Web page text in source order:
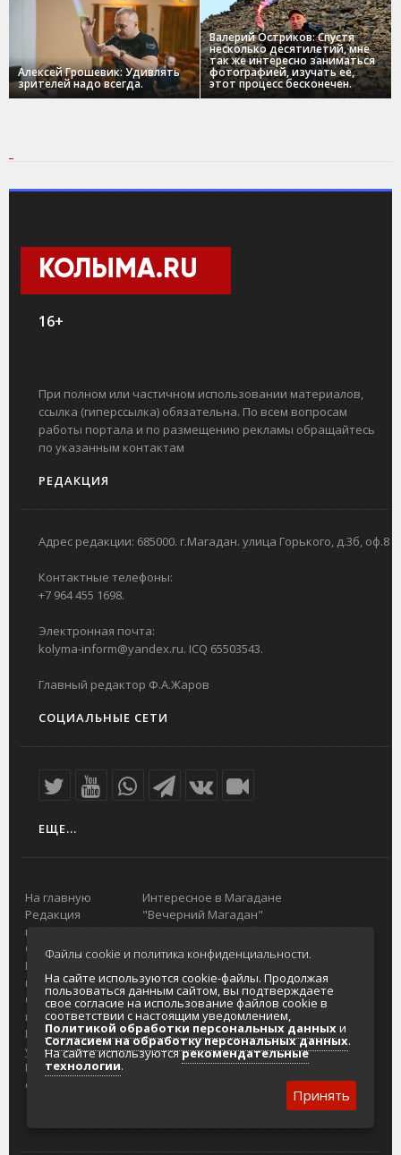
Алексей Грошевик: Удивлять
зрителей надо всегда.
Валерий Остриков: Спустя
несколько десятилетий, мне
так же интересно заниматься
фотографией, изучать ее,
этот процесс бесконечен.
КОЛЫМА.RU
16+
При полном или частичном использовании материалов,
ссылка (гиперссылка) обязательна. По всем вопросам
работы портала и по размещению рекламы обращайтесь
по указанным контактам
РЕДАКЦИЯ
Адрес редакции: 685000. г.Магадан. улица Горького, д.3б, оф.8
Контактные телефоны:
+7 964 455 1698.
Электронная почта:
kolyma-inform@yandex.ru. ICQ 65503543.
Главный редактор Ф.А.Жаров
СОЦИАЛЬНЫЕ СЕТИ
ЕЩЕ...
На главную
Редакция
портала
О проекте
Реклама на
портале
Отзывы и
предложения
Интернет-
услуги
Разработка
сайтов
Интересное в Магадане
"Вечерний Магадан"
Городская доска объявлений
Реклама
Главный туристический портал
Колымы
Политика в отношении обработки
персональных данных
Согласие на обработку персональных
данных
Файлы cookie и политика конфиденциальности.
На сайте используются cookie-файлы. Продолжая
пользоваться данным сайтом, вы подтверждаете
свое согласие на использование файлов cookie в
соответствии с настоящим уведомлением,
Политикой обработки персональных данныхи
Согласием на обработку персональных данных.
На сайте используютсярекомендательные
технологии.
Принять